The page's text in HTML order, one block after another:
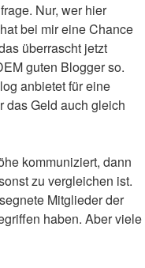
Nur, wer hier
bei mir eine Chance
überrascht jetzt
guten Blogger so.
anbietet für eine
das Geld auch gleich
kommuniziert, dann
zu vergleichen ist.
Mitglieder der
haben. Aber viele